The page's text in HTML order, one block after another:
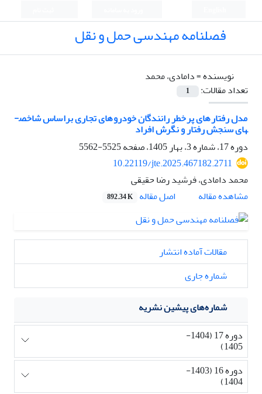
فصلنامه مهندسی حمل و نقل
نویسنده =دامادی، محمد
تعداد مقالات:
1
مدل رفتارهای پرخطر رانندگان خودروهای تجاری براساس شاخص­
های سنجش رفتار و نگرش افراد
دوره 17، شماره 3، بهار 1405، صفحه
5525-5562
10.22119/jte.2025.467182.2711
محمد دامادی، فرشید رضا حقیقی
مشاهده مقاله
اصل مقاله 892.34 K
مقالات آماده انتشار
شماره جاری
شماره‌های پیشین نشریه
دوره 17 (1404-
1405)
دوره 16 (1403-
1404)